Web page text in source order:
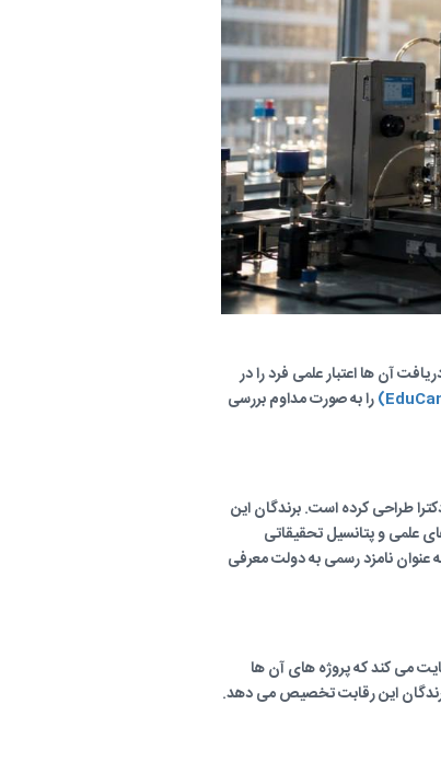
آن ها اعتبار علمی فرد را در
را به صورت مداوم بررسی
طراحی کرده است. برندگان این
علمی و پتانسیل تحقیقاتی
عنوان نامزد رسمی به دولت معرفی
می کند که پروژه های آن ها
برندگان این رقابت تخصیص می دهد.